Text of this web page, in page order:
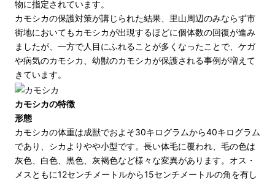
物に指定されています。
カモシカの保護対策が講じられた結果、里山周辺のみならず市
街地においてもカモシカが出現するほどに個体数の回復が進み
ましたが、一方で人目にふれることが多くなったことで、ケガ
や病気のカモシカ、幼獣のカモシカが保護される事例が増えて
きています。
カモシカの特徴
形態
カモシカの体重は成獣でおよそ30キログラムから40キログラム
であり、シカよりやや小型です。長い体毛に覆われ、毛の色は
灰色、白色、黒色、灰褐色など様々な変異があります。オス・
メスともに12センチメートルから15センチメートルの角を有し